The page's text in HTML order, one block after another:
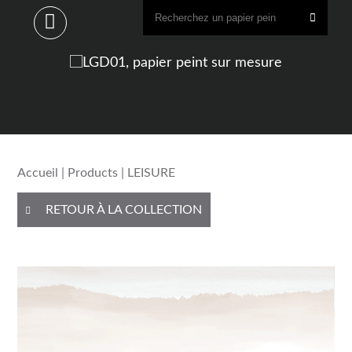
Accueil Products | LEISURE
RETOUR À LA COLLECTION